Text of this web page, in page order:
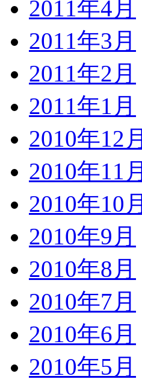
2011年4月
2011年3月
2011年2月
2011年1月
2010年12月
2010年11月
2010年10月
2010年9月
2010年8月
2010年7月
2010年6月
2010年5月